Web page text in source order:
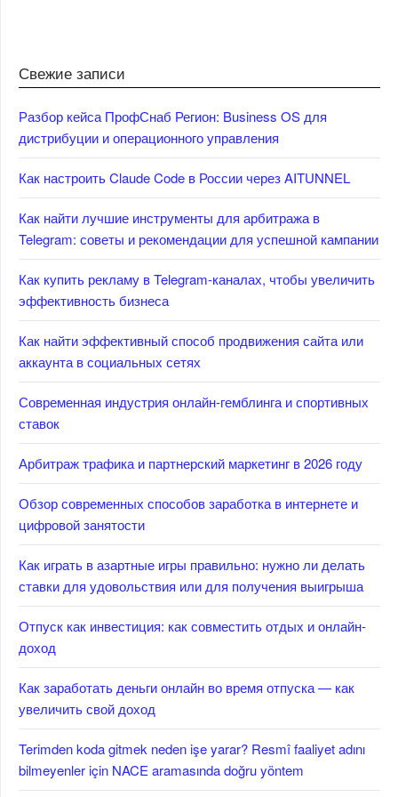
Свежие записи
Разбор кейса ПрофСнаб Регион: Business OS для
дистрибуции и операционного управления
Как настроить Claude Code в России через AITUNNEL
Как найти лучшие инструменты для арбитража в
Telegram: советы и рекомендации для успешной кампании
Как купить рекламу в Telegram-каналах, чтобы увеличить
эффективность бизнеса
Как найти эффективный способ продвижения сайта или
аккаунта в социальных сетях
Современная индустрия онлайн-гемблинга и спортивных
ставок
Арбитраж трафика и партнерский маркетинг в 2026 году
Обзор современных способов заработка в интернете и
цифровой занятости
Как играть в азартные игры правильно: нужно ли делать
ставки для удовольствия или для получения выигрыша
Отпуск как инвестиция: как совместить отдых и онлайн-
доход
Как заработать деньги онлайн во время отпуска — как
увеличить свой доход
Terimden koda gitmek neden işe yarar? Resmî faaliyet adını
bilmeyenler için NACE aramasında doğru yöntem